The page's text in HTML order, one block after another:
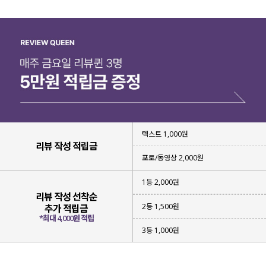
#페미닌 무드 #플레어 핏
리뷰 작성 적립금
텍스트 1,000원
포토/동영상 2,000원
리뷰 작성 선착순
추가 적립금
*최대 4,000원 적립
1등 2,000원
2등 1,500원
3등 1,000원